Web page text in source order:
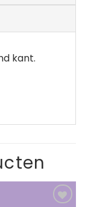
kant.